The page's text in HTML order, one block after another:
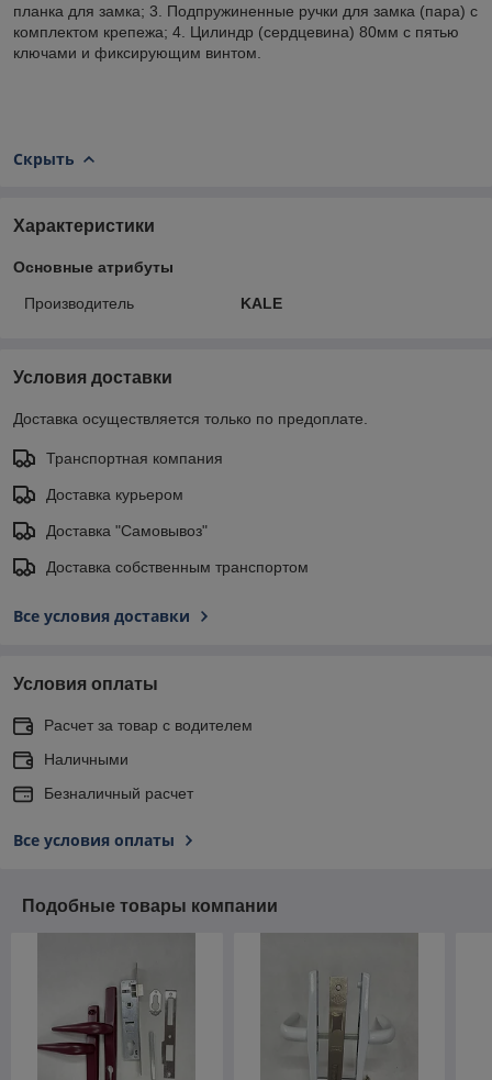
планка для замка; 3. Подпружиненные ручки для замка (пара) с
комплектом крепежа; 4. Цилиндр (сердцевина) 80мм с пятью
ключами и фиксирующим винтом.
Скрыть
Характеристики
Основные атрибуты
Производитель KALE
Условия доставки
Доставка осуществляется только по предоплате.
Транспортная компания
Доставка курьером
Доставка "Самовывоз"
Доставка собственным транспортом
Все условия доставки
Условия оплаты
Расчет за товар с водителем
Наличными
Безналичный расчет
Все условия оплаты
Подобные товары компании